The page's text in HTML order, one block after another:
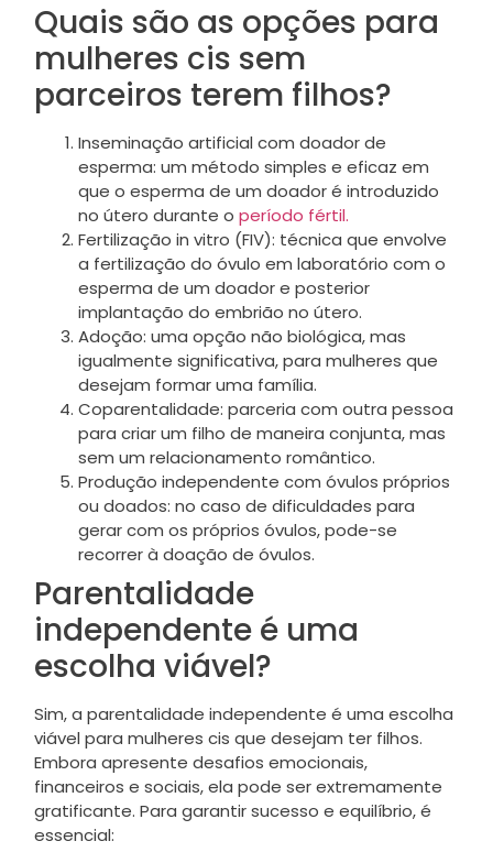
Quais são as opções para
mulheres cis sem
parceiros terem filhos?
Inseminação artificial com doador de
esperma: um método simples e eficaz em
que o esperma de um doador é introduzido
no útero durante o período fértil.
Fertilização in vitro (FIV): técnica que envolve
a fertilização do óvulo em laboratório com o
esperma de um doador e posterior
implantação do embrião no útero.
Adoção: uma opção não biológica, mas
igualmente significativa, para mulheres que
desejam formar uma família.
Coparentalidade: parceria com outra pessoa
para criar um filho de maneira conjunta, mas
sem um relacionamento romântico.
Produção independente com óvulos próprios
ou doados: no caso de dificuldades para
gerar com os próprios óvulos, pode-se
recorrer à doação de óvulos.
Parentalidade
independente é uma
escolha viável?
Sim, a parentalidade independente é uma escolha
viável para mulheres cis que desejam ter filhos.
Embora apresente desafios emocionais,
financeiros e sociais, ela pode ser extremamente
gratificante. Para garantir sucesso e equilíbrio, é
essencial: